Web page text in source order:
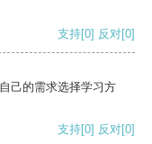
支持[0] 反对[0]
己的需求选择学习方
支持[0] 反对[0]